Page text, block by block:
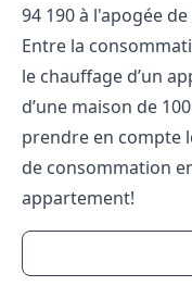
94 190 à l'apogée
Entre la
le chauffage d’un
d’une maison de
prendre en compte
de consommation
appartement!